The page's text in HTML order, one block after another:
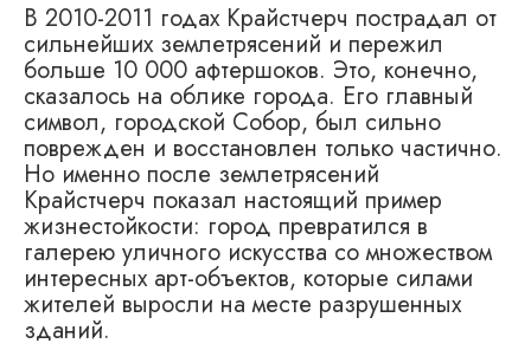
В 2010-2011 годах Крайстчерч пострадал от
сильнейших землетрясений и пережил
больше 10 000 афтершоков. Это, конечно,
сказалось на облике города. Его главный
символ, городской Собор, был сильно
поврежден и восстановлен только частично.
Но именно после землетрясений
Крайстчерч показал настоящий пример
жизнестойкости: город превратился в
галерею уличного искусства со множеством
интересных арт-объектов, которые силами
жителей выросли на месте разрушенных
зданий.